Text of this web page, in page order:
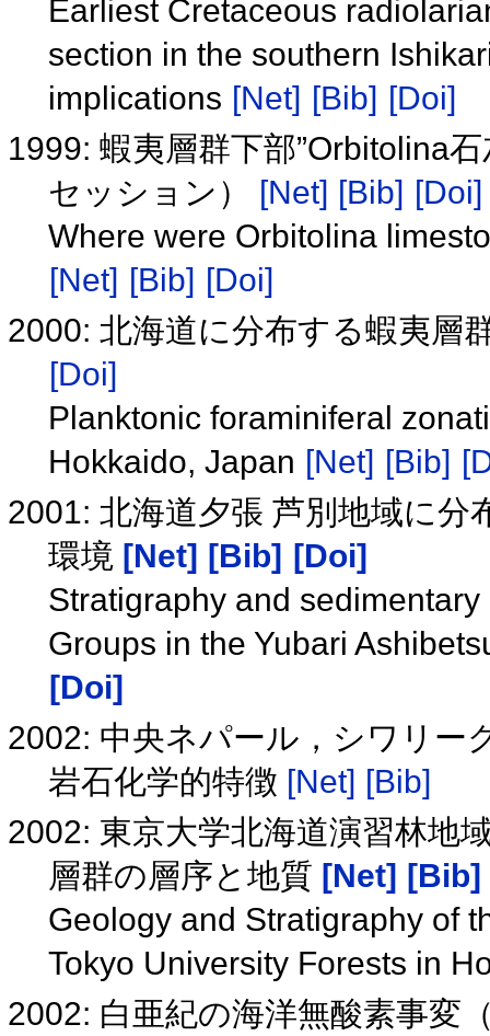
Earliest Cretaceous
section in the southern
implications [Net] [Bib] [Doi]
1999: 蝦夷層群下部”Orbitolina
セッション） [Net] [Bib] [Doi]
Where were Orbitolina
[Net] [Bib] [Doi]
2000: 北海道に分布する蝦夷層
[Doi]
Planktonic foraminiferal
Hokkaido, Japan [Net] [Bib]
2001: 北海道夕張 芦別地域に分
環境 [Net] [Bib] [Doi]
Stratigraphy and
Groups in the Yubari
[Doi]
2002: 中央ネパール，シワリー
岩石化学的特徴 [Net] [Bib]
2002: 東京大学北海道演習林地
層群の層序と地質 [Net] [Bib]
Geology and Stratigraphy of
Tokyo University Forests in
2002: 白亜紀の海洋無酸素事変